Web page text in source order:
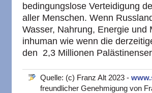
bedingungslose Verteidigung
aller Menschen. Wenn
Wasser, Nahrung, Energie
inhuman wie wenn die
den 2,3 Millionen
Quelle: (c) Franz Alt 2023 -
freundlicher Genehmigung von